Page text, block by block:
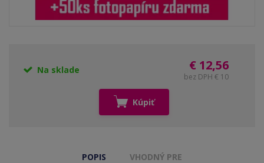
Na sklade € 12,56
bez DPH € 10
Kúpiť
POPIS VHODNÝ PRE